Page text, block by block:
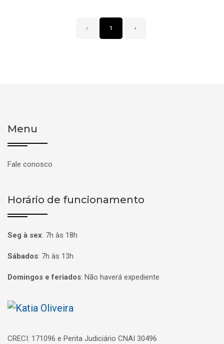
‹ 1 ›
Menu
Fale conosco
Horário de funcionamento
Seg à sex: 7h às 18h
Sábados: 7h às 13h
Domingos e feriados: Não haverá expediente
Página inicial
CRECI: 171096 e Perita Judiciário CNAI 30496